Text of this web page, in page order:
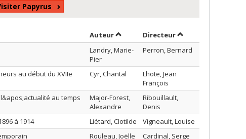
Papyrus
AuteurTrier par auteur en ordre croissant
Directeurpar contributeur
Landry, Marie-
Pier
Perron, Bernard
au début du XVIIe
Cyr, Chantal
Lhote, Jean
François
au temps
Major-Forest,
Alexandre
Ribouillault,
Denis
à 1914 Liétard, Clotilde
Vigneault, Louise
Rouleau, Joëlle
Cardinal, Serge